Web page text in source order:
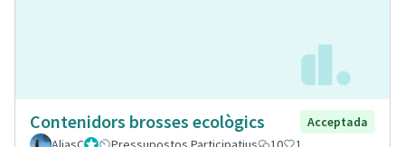
Contenidors brosses ecològics
Acceptada